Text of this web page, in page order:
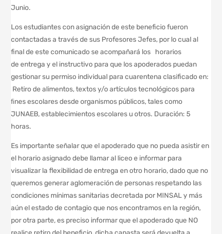
Junio.
Los estudiantes con asignación de este beneficio fueron
contactadas a través de sus Profesores Jefes, por lo cual al
final de este comunicado se acompañará los horarios
de entrega y el instructivo para que los apoderados puedan
gestionar su permiso individual para cuarentena clasificado en:
Retiro de alimentos, textos y/o artículos tecnológicos para
ﬁnes escolares desde organismos públicos, tales como
JUNAEB, establecimientos escolares u otros. Duración: 5
horas.
Es importante señalar que el apoderado que no pueda asistir en
el horario asignado debe llamar al liceo e informar para
visualizar la flexibilidad de entrega en otro horario, dado que no
queremos generar aglomeración de personas respetando las
condiciones mínimas sanitarias decretada por MINSAL y más
aún el estado de contagio que nos encontramos en la región,
por otra parte, es preciso informar que el apoderado que NO